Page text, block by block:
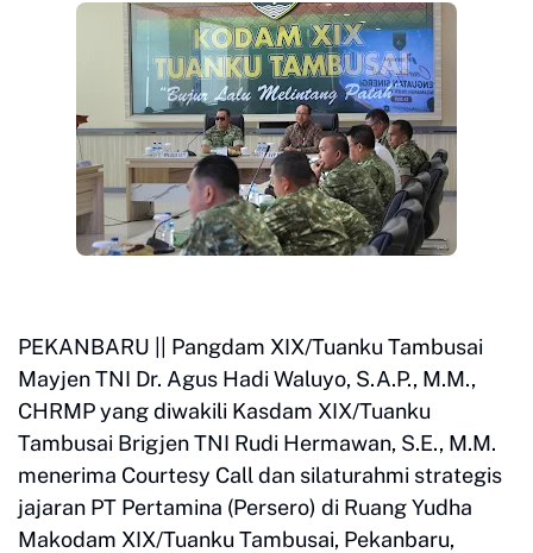
PEKANBARU || Pangdam XIX/Tuanku Tambusai
Mayjen TNI Dr. Agus Hadi Waluyo, S.A.P., M.M.,
CHRMP yang diwakili Kasdam XIX/Tuanku
Tambusai Brigjen TNI Rudi Hermawan, S.E., M.M.
menerima Courtesy Call dan silaturahmi strategis
jajaran PT Pertamina (Persero) di Ruang Yudha
Makodam XIX/Tuanku Tambusai, Pekanbaru,